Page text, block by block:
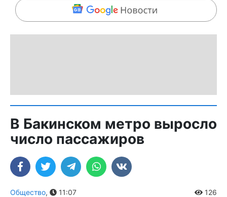
В Бакинском метро выросло
число пассажиров
Общество, 11:07 126